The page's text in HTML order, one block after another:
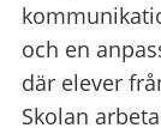
och en
där elever
Skolan